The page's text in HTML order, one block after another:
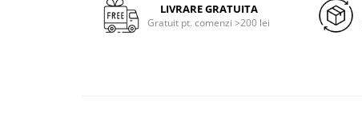
LIVRARE GRATUITA
Gratuit pt. comenzi >200 lei